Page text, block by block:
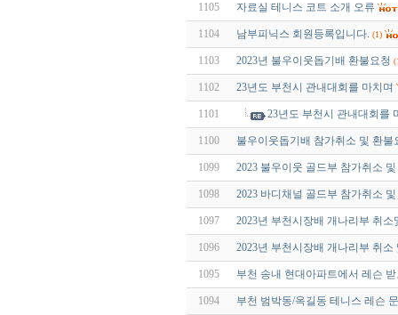
1105 자료실 테니스 코트 소개 오류
1104 남부피닉스 회원등록입니다. (1)
1103 2023년 불우이웃돕기배 환불요청
1102 23년도 부천시 관내대회를 마치며
1101 23년도 부천시 관내대회를
1100 불우이웃돕기배 참가취소 및 환불
1099 2023 불우이웃 골드부 참가취소
1098 2023 바디채널 골드부 참가취소
1097 2023년 부천시장배 개나리부 취소
1096 2023년 부천시장배 개나리부 취소
1095 부천 송내 현대아파트에서 레슨
1094 부천 범박동/옥길동 테니스 레슨